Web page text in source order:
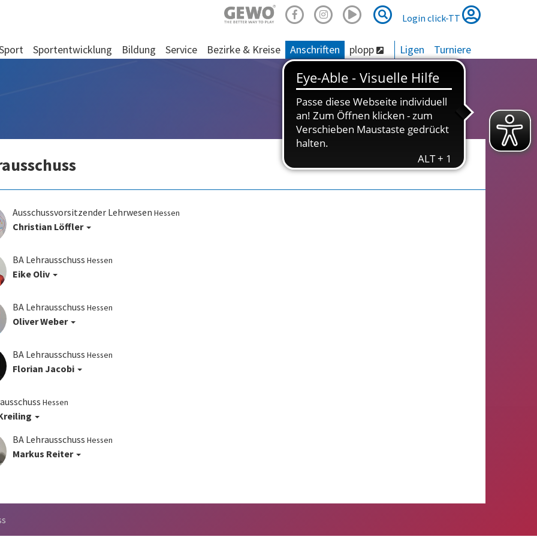
Suche
Suche
Login click-TT
Sportentwicklung Bildung Service Bezirke & Kreise Anschriften plopp Ligen Turniere
Ausschussvorsitzender Lehrwesen Hessen
Christian Löffler
BA Lehrausschuss Hessen
Eike Oliv
BA Lehrausschuss Hessen
Oliver Weber
BA Lehrausschuss Hessen
Florian Jacobi
Hessen
BA Lehrausschuss Hessen
Markus Reiter